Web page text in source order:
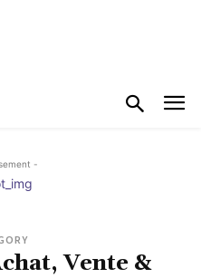
-
Vente &